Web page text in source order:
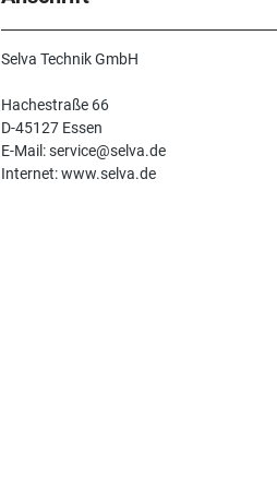
Selva Technik GmbH
Hachestraße 66
D-45127 Essen
E-Mail: service@selva.de
Internet: www.selva.de